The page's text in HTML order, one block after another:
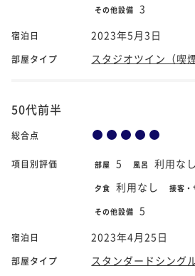
その他設備 3
宿泊日 2023年5月3日
部屋タイプ スタジオツイン（喫
50代前半
総合点
項目別評価 部屋 5 風呂 利用なし
夕食 利用なし 接客・
その他設備 5
宿泊日 2023年4月25日
部屋タイプ スタンダードシング